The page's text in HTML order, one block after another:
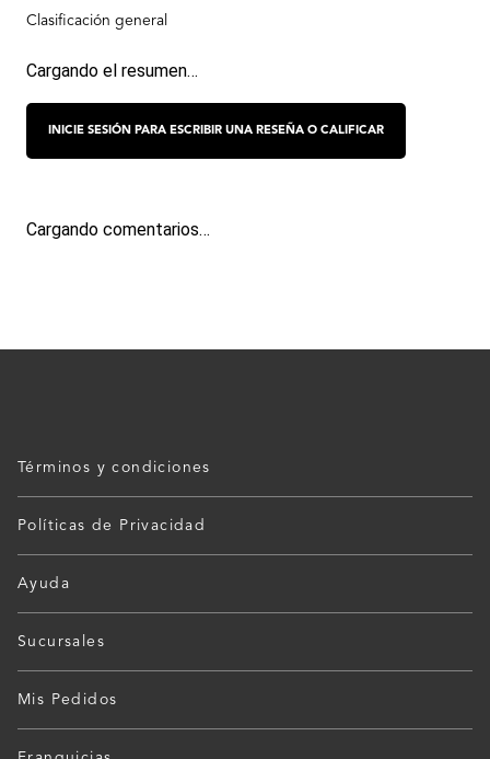
Cargando el resumen…
Cargando comentarios…
Términos y condiciones
Políticas de Privacidad
Ayuda
Sucursales
Mis Pedidos